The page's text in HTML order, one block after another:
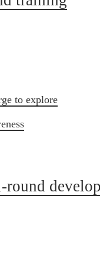
to explore